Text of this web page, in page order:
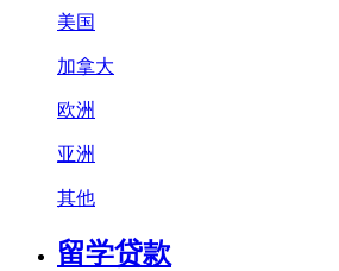
美国
加拿大
欧洲
亚洲
其他
留学贷款